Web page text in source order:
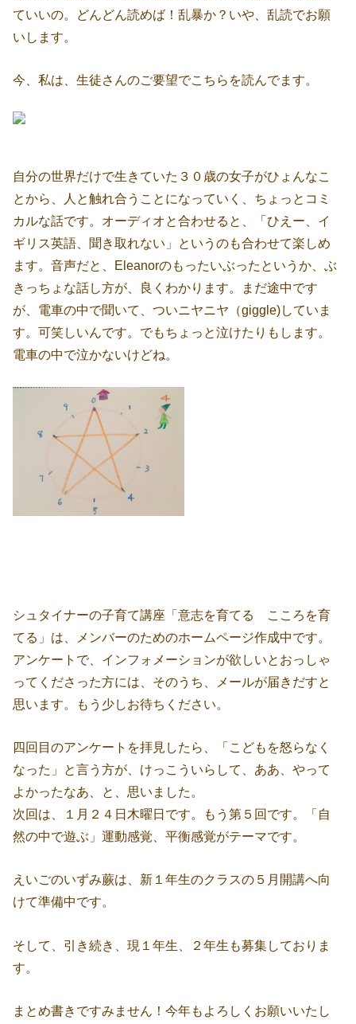
ていいの。どんどん読めば！乱暴か？いや、乱読でお願
いします。
今、私は、生徒さんのご要望でこちらを読んでます。
自分の世界だけで生きていた３０歳の女子がひょんなこ
とから、人と触れ合うことになっていく、ちょっとコミ
カルな話です。オーディオと合わせると、「ひえー、イ
ギリス英語、聞き取れない」というのも合わせて楽しめ
ます。音声だと、Eleanorのもったいぶったというか、ぶ
きっちょな話し方が、良くわかります。まだ途中です
が、電車の中で聞いて、ついニヤニヤ（giggle)していま
す。可笑しいんです。でもちょっと泣けたりもします。
電車の中で泣かないけどね。
シュタイナーの子育て講座「意志を育てる こころを育
てる」は、メンバーのためのホームページ作成中です。
アンケートで、インフォメーションが欲しいとおっしゃ
ってくださった方には、そのうち、メールが届きだすと
思います。もう少しお待ちください。
四回目のアンケートを拝見したら、「こどもを怒らなく
なった」と言う方が、けっこういらして、ああ、やって
よかったなあ、と、思いました。
次回は、１月２４日木曜日です。もう第５回です。「自
然の中で遊ぶ」運動感覚、平衡感覚がテーマです。
えいごのいずみ蕨は、新１年生のクラスの５月開講へ向
けて準備中です。
そして、引き続き、現１年生、２年生も募集しておりま
す。
まとめ書きですみません！今年もよろしくお願いいたし